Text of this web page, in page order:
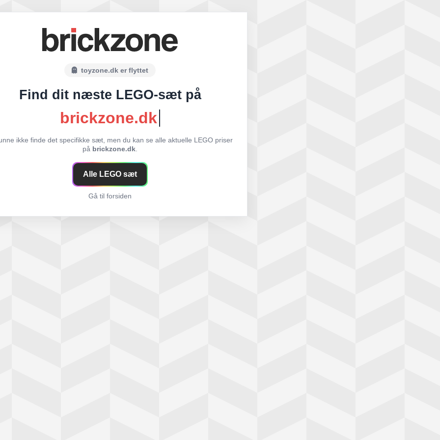
toyzone.dk er flyttet
Find dit næste LEGO-sæt på
brickzone.dk
ikke finde det specifikke sæt, men du kan se alle aktuelle LEGO priser
på brickzone.dk.
Alle LEGO sæt
Gå til forsiden